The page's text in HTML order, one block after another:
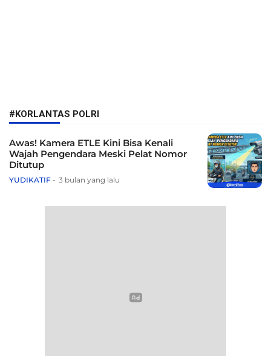
#KORLANTAS POLRI
Awas! Kamera ETLE Kini Bisa Kenali
Wajah Pengendara Meski Pelat Nomor
Ditutup
YUDIKATIF 3 bulan yang lalu